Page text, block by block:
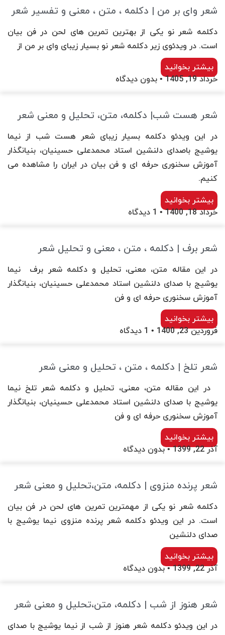
شعر وای بر من | دکلمه ، متن ، معنی و تفسیر شعر
دکلمه شعر نو یکی از بهترین تمرین های لحن در فن بیان
است. در ویدئوی زیر دکلمه شعر نو بسیار زیبای وای بر من از
بیشتر بخوانید
خرداد 19, 1405
بدون دیدگاه
شعر هست شب| دکلمه، متن، تحلیل و معنی شعر
در این ویدئو دکلمه بسیار زیبای شعر هست شب از نیما
یوشیج باصدای دلنشین استاد محمدعلی حسینیان، بنیانگذار
آموزش سخنوری حرفه ای و فن بیان در ایران را مشاهده می
کنیم.
بیشتر بخوانید
خرداد 18, 1400
1 دیدگاه
شعر برف | دکلمه ، متن ، معنی و تحلیل شعر
در این مقاله متن، معنی، تحلیل و دکلمه شعر برف نیما
یوشیج با صدای دلنشین استاد محمدعلی حسینیان، بنیانگذار
آموزش سخنوری حرفه ای و فن
بیشتر بخوانید
فروردین 23, 1400
شعر تلخ | دکلمه ، متن ، تحلیل و معنی شعر
در این مقاله متن، معنی، تحلیل و دکلمه شعر تلخ نیما
یوشیج با صدای دلنشین استاد محمدعلی حسینیان، بنیانگذار
آموزش سخنوری حرفه ای و فن
بیشتر بخوانید
آذر 22, 1399
بدون دیدگاه
شعر پرنده منزوی | دکلمه، متن،تحلیل و معنی شعر
دکلمه شعر نو یکی از مهمترین تمرین های لحن در فن بیان
است. در این ویدئو دکلمه شعر پرنده منزوی نیما یوشیج با
صدای دلنشین
بیشتر بخوانید
آذر 22, 1399
بدون دیدگاه
شعر هنوز از شب | دکلمه، متن،تحلیل و معنی شعر
در این ویدئو دکلمه شعر هنوز از شب از نیما یوشیج با صدای